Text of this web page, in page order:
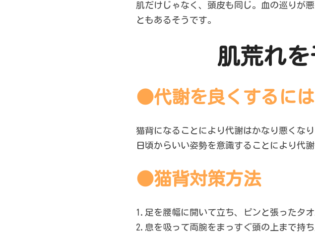
肌だけじゃなく、頭皮も同じ。血の巡りが
ともあるそうです。
肌荒れ
●代謝を良くするには
猫背になることにより代謝はかなり悪くなり
日頃からいい姿勢を意識することにより代
●猫背対策方法
1.足を腰幅に開いて立ち、ピンと張ったタ
2.息を吸って両腕をまっすぐ頭の上まで持